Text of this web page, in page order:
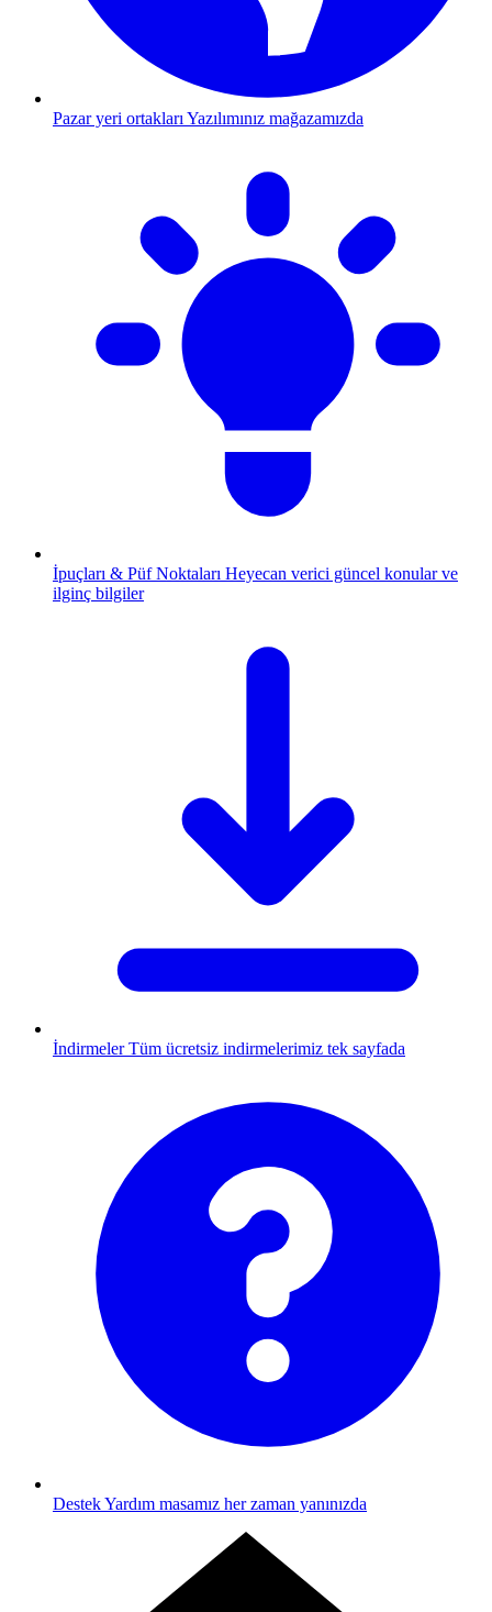
Pazar yeri ortakları Yazılımınız mağazamızda
İpuçları & Püf Noktaları Heyecan verici güncel konular ve
ilginç bilgiler
İndirmeler Tüm ücretsiz indirmelerimiz tek sayfada
DestekYardım masamız her zaman yanınızda